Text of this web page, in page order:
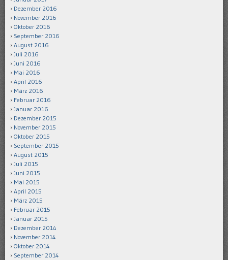
Dezember 2016
November 2016
Oktober 2016
September 2016
August 2016
Juli 2016
Juni 2016
Mai 2016
April 2016
März 2016
Februar 2016
Januar 2016
Dezember 2015
November 2015
Oktober 2015
September 2015
August 2015
Juli 2015
Juni 2015
Mai 2015
April 2015
März 2015
Februar 2015
Januar 2015
Dezember 2014
November 2014
Oktober 2014
September 2014